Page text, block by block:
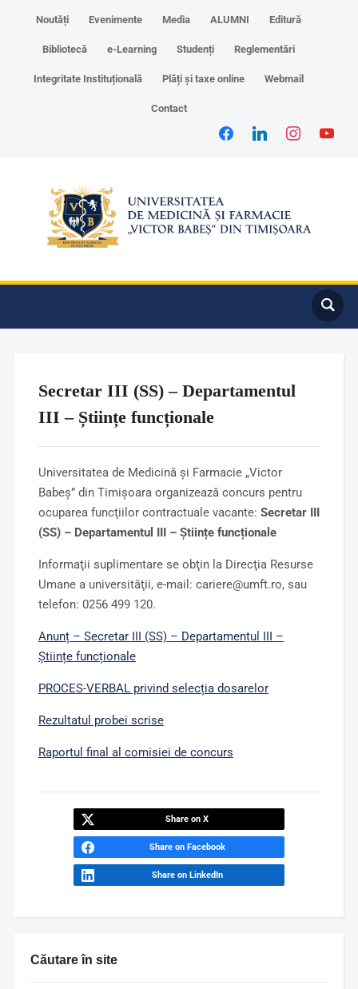
Noutăți Evenimente Media ALUMNI Editură
Bibliotecă e-Learning Studenți Reglementări
Integritate Instituțională Plăți și taxe online Webmail
Contact
Căutare în site
Secretar III (SS) – Departamentul
III – Științe funcționale
Universitatea de Medicină şi Farmacie „Victor
Babeş” din Timişoara organizează concurs pentru
ocuparea funcţiilor contractuale vacante: Secretar III
(SS) – Departamentul III – Științe funcționale
Informaţii suplimentare se obţin la Direcţia Resurse
Umane a universităţii, e-mail: cariere@umft.ro, sau
telefon: 0256 499 120.
Anunț – Secretar III (SS) – Departamentul III –
Științe funcționale
PROCES-VERBAL privind selecția dosarelor
Rezultatul probei scrise
Raportul final al comisiei de concurs
Share on X
Share on Facebook
Share on LinkedIn